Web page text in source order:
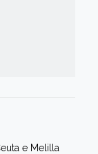
e Melilla